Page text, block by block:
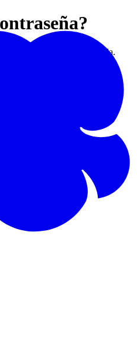
un enlace para restablecerla.